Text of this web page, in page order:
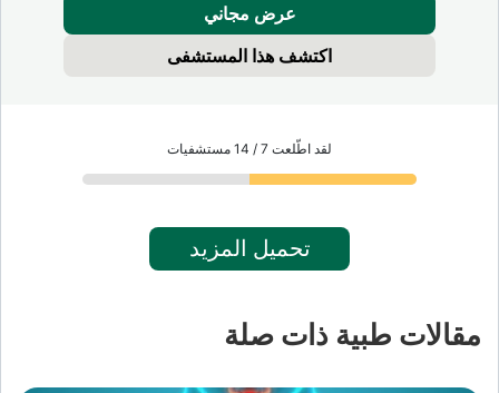
عرض مجاني
اكتشف هذا المستشفى
لقد اطّلعت 7 / 14 مستشفيات
تحميل المزيد
مقالات طبية ذات صلة